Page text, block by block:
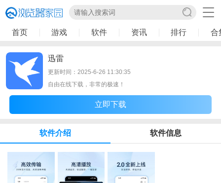
首页 游戏 软件 资讯 排行 合
迅雷
更新时间：2025-6-26 11:30:35
自由在线下载，非常的极速！
立即下载
软件介绍 软件信息